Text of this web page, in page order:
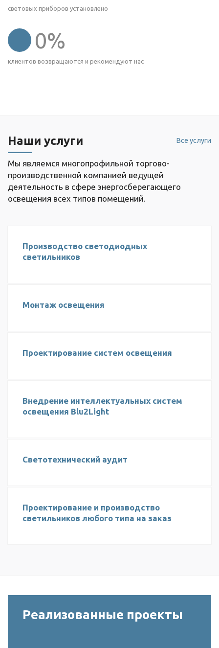
световых приборов установлено
0%
клиентов возвращаются и рекомендуют нас
Все услуги
Наши услуги
Мы являемся многопрофильной торгово-
производственной компанией ведущей
деятельность в сфере энергосберегающего
освещения всех типов помещений.
Производство светодиодных
светильников
Монтаж освещения
Проектирование систем освещения
Внедрение интеллектуальных систем
освещения Blu2Light
Светотехнический аудит
Проектирование и производство
светильников любого типа на заказ
Реализованные проекты